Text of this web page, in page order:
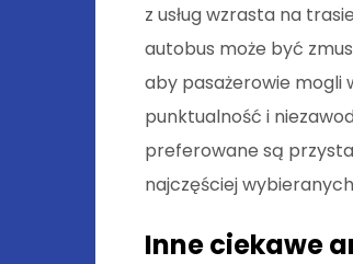
z usług wzrasta na
autobus może być
aby pasażerowie mogli
punktualność i
preferowane są
najczęściej
Inne ciekawe